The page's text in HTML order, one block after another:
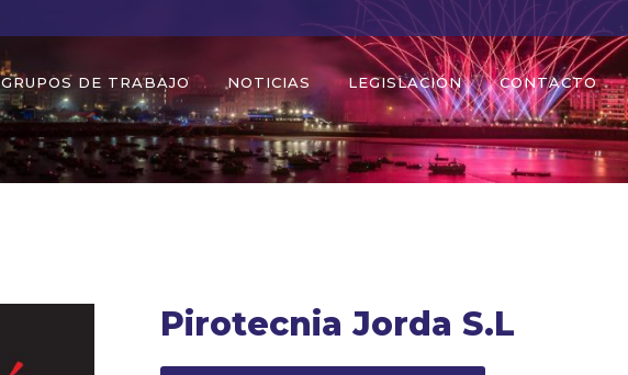
GRUPOS DE TRABAJO NOTICIAS LEGISLACIÓN CONTACTO
Pirotecnia Jorda S.L